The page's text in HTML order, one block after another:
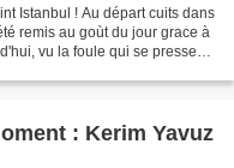
Istanbul ! Au départ cuits dans
remis au goùt du jour grace à
vu la foule qui se presse
: Kerim Yavuz